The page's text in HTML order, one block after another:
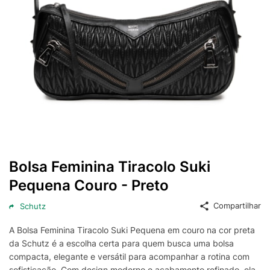
Bolsa Feminina Tiracolo Suki
Pequena Couro - Preto
Schutz Compartilhar
A Bolsa Feminina Tiracolo Suki Pequena em couro na cor preta
da Schutz é a escolha certa para quem busca uma bolsa
compacta, elegante e versátil para acompanhar a rotina com